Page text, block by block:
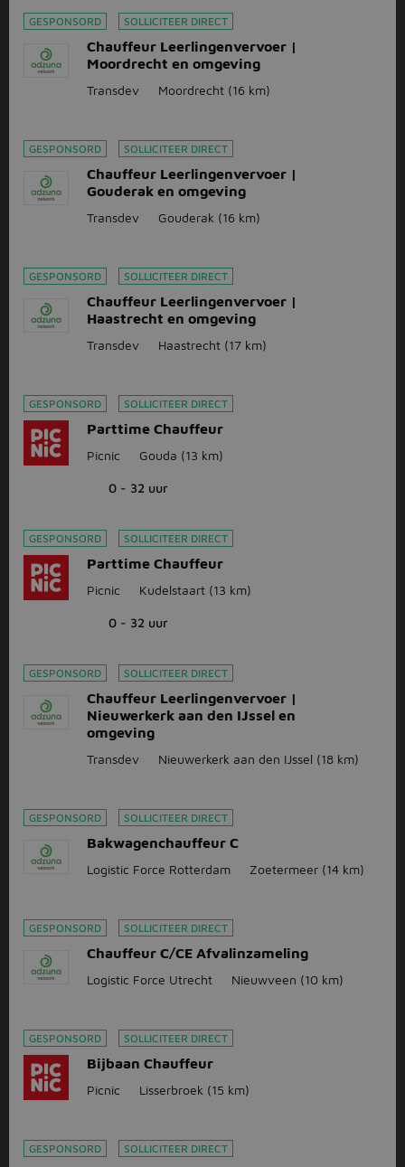
GESPONSORD SOLLICITEER DIRECT
Chauffeur Leerlingenvervoer |
Moordrecht en omgeving
Transdev Moordrecht (16 km)
GESPONSORD SOLLICITEER DIRECT
Chauffeur Leerlingenvervoer |
Gouderak en omgeving
Transdev Gouderak (16 km)
GESPONSORD SOLLICITEER DIRECT
Chauffeur Leerlingenvervoer |
Haastrecht en omgeving
Transdev Haastrecht (17 km)
GESPONSORD SOLLICITEER DIRECT
Parttime Chauffeur
Picnic Gouda (13 km)
0 - 32 uur
GESPONSORD SOLLICITEER DIRECT
Parttime Chauffeur
Picnic Kudelstaart (13 km)
0 - 32 uur
GESPONSORD SOLLICITEER DIRECT
Chauffeur Leerlingenvervoer |
Nieuwerkerk aan den IJssel en
omgeving
Transdev Nieuwerkerk aan den IJssel (18 km)
GESPONSORD SOLLICITEER DIRECT
Bakwagenchauffeur C
Logistic Force Rotterdam Zoetermeer (14 km)
GESPONSORD SOLLICITEER DIRECT
Chauffeur C/CE Afvalinzameling
Logistic Force Utrecht Nieuwveen (10 km)
GESPONSORD SOLLICITEER DIRECT
Bijbaan Chauffeur
Picnic Lisserbroek (15 km)
GESPONSORD SOLLICITEER DIRECT